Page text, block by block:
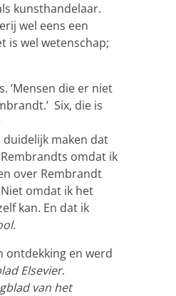
kunsthandelaar.
wel eens een
is wel wetenschap;
‘Mensen die er niet
Six, die is
duidelijk maken dat
omdat ik
over Rembrandt
omdat ik het
kan. En dat ik
ontdekking en werd
Elsevier.
van het